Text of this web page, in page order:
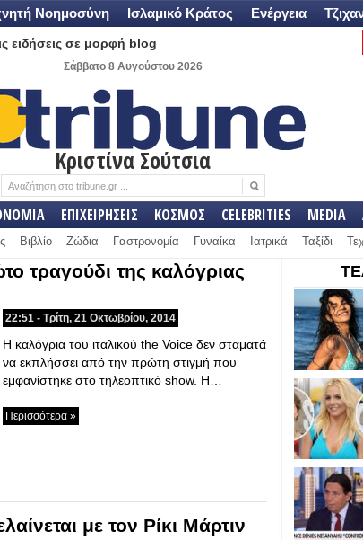
Νοημοσύνη Ισλαμικό Κράτος Ενέργεια
ειδήσεις σε μορφή blog
Σάββατο 8 Αυγούστου 2026
Κριστίνα Σούτσια
ΕΠΙΧΕΙΡΗΣΕΙΣ ΚΟΣΜΟΣ CELEBRITIES MEDIA
Βιβλίο Ζώδια Γαστρονομία Γυναίκα Ιατρικά Ταξίδι
τραγούδι της καλόγριας
22:51 - Τρίτη, 21 Οκτωβρίου, 2014
Η καλόγρια του ιταλικού the Voice δεν σταματά
να εκπλήσσει από την πρώτη στιγμή που
εμφανίστηκε στο τηλεοπτικό show. H…
Περισσότερα »
με τον Ρίκι Μάρτιν